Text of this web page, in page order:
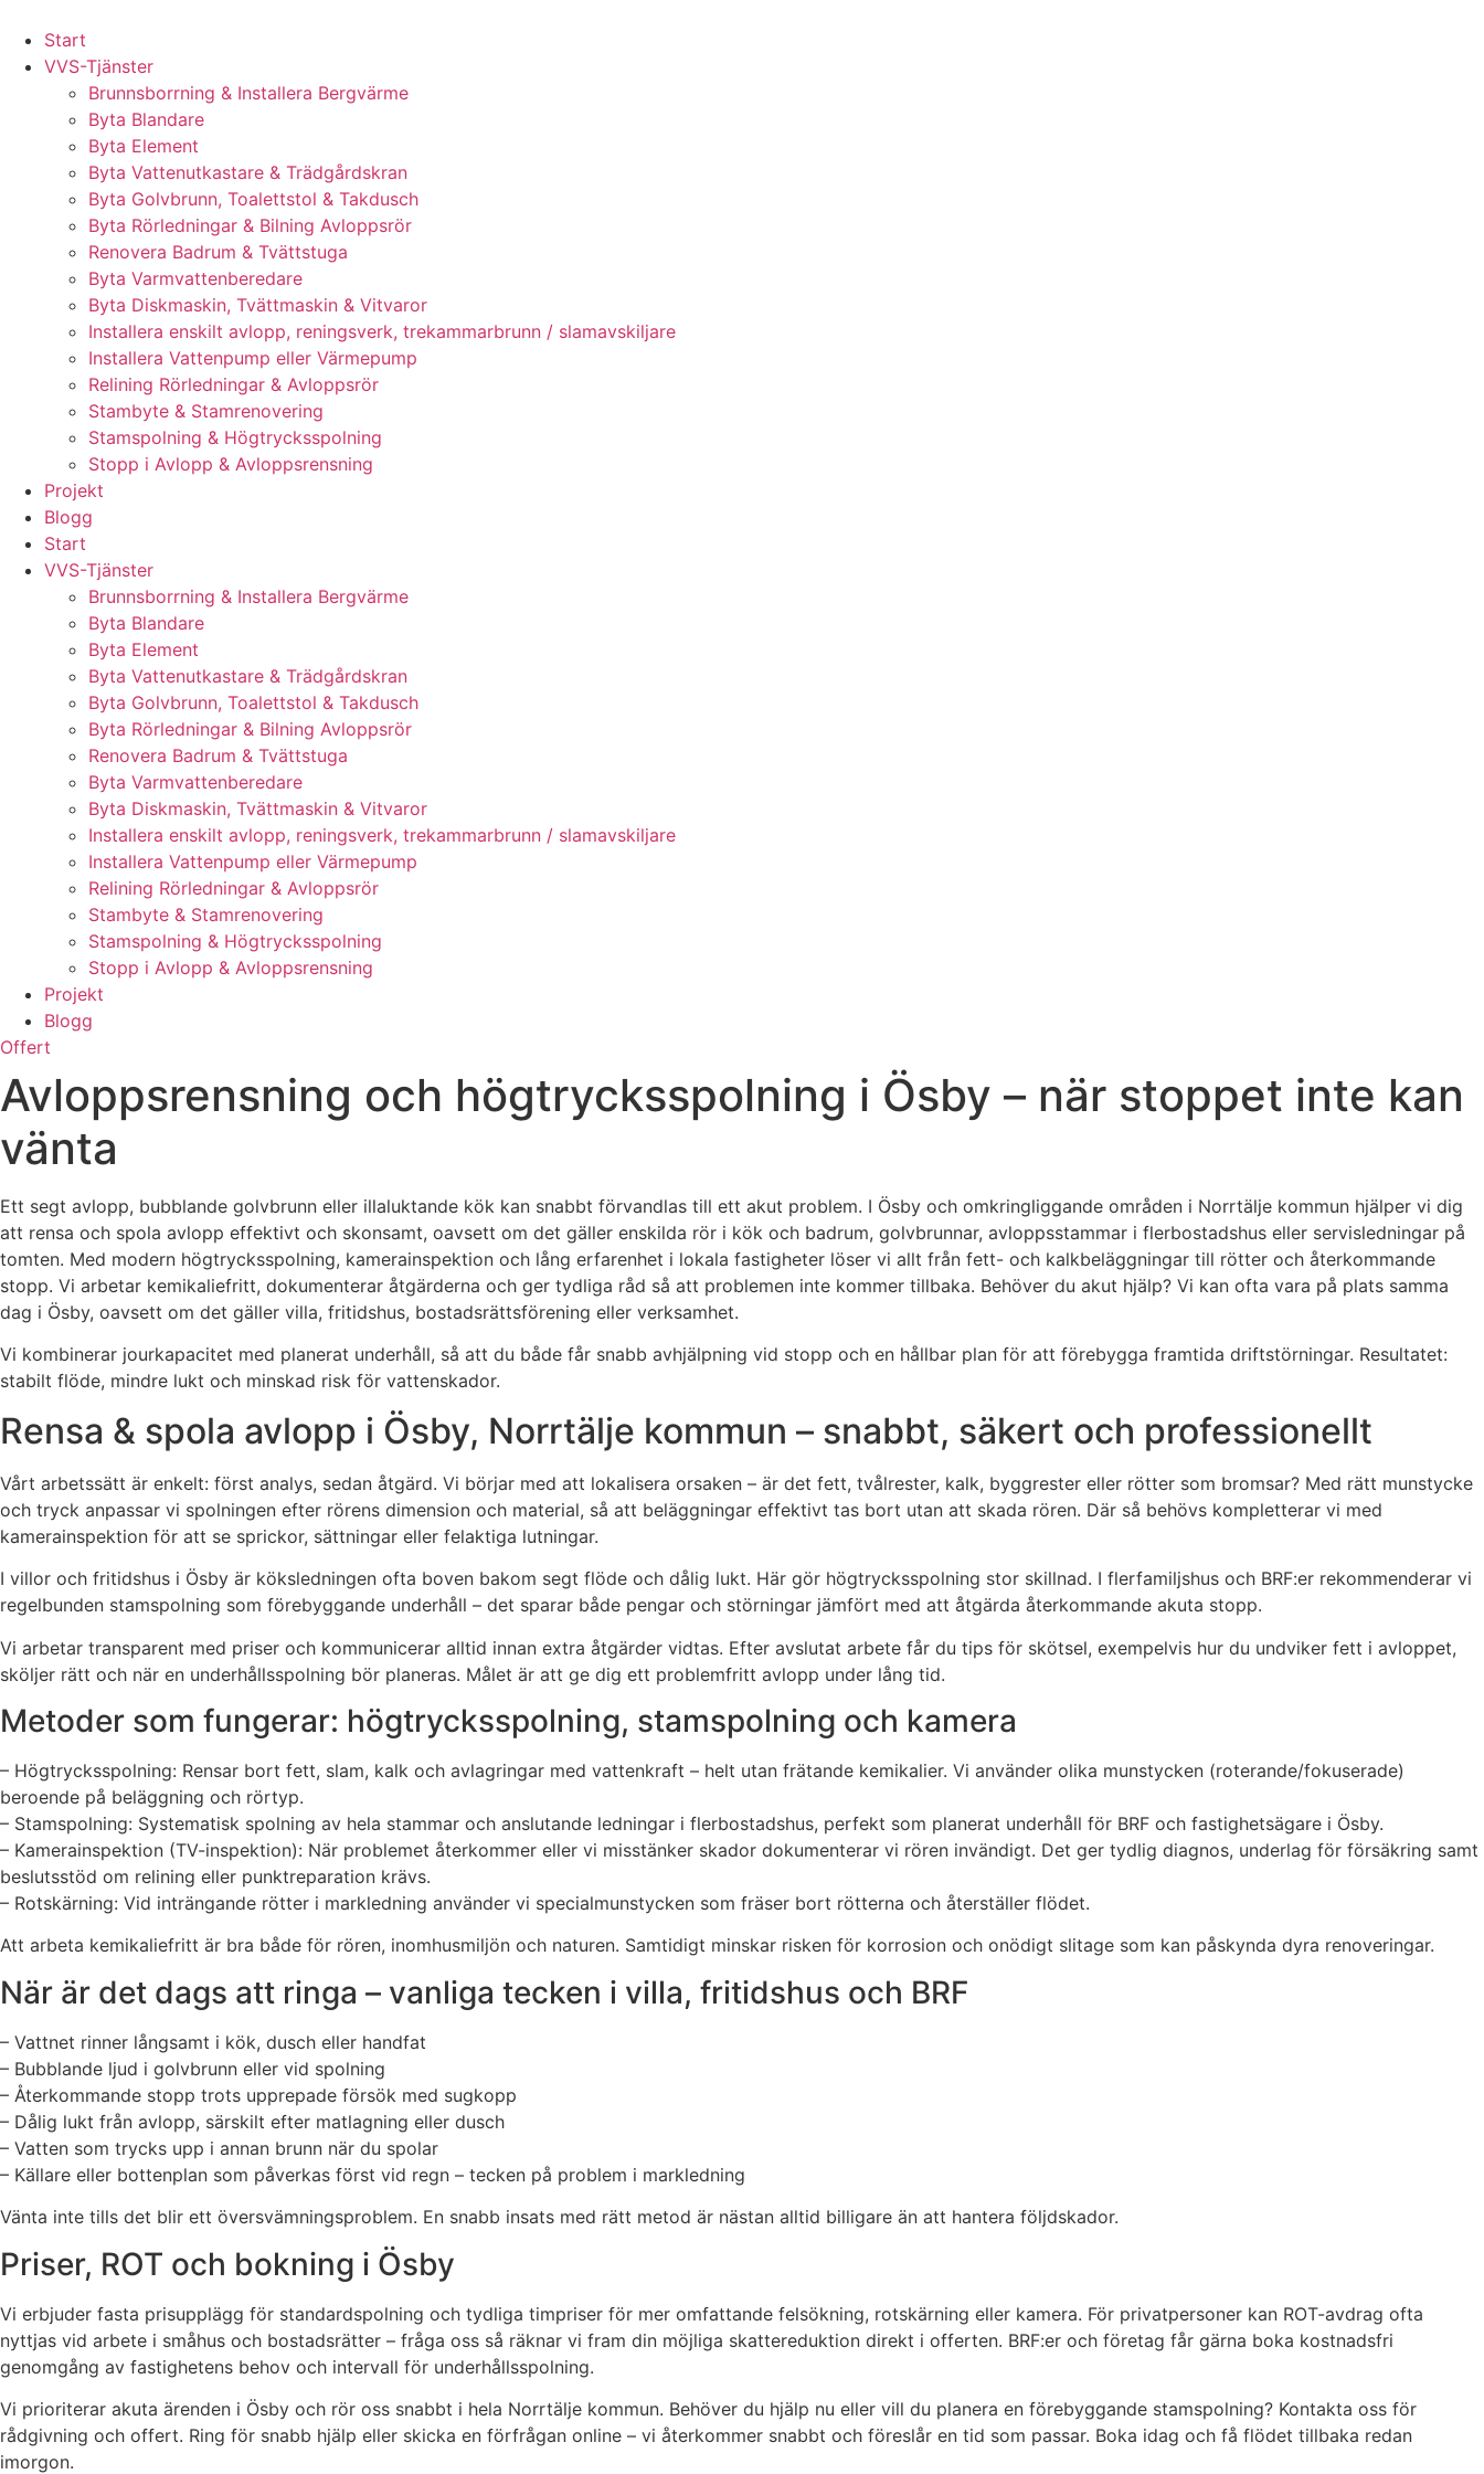
content
Start
VVS-Tjänster
Brunnsborrning & Installera Bergvärme
Byta Blandare
Byta Element
Byta Vattenutkastare & Trädgårdskran
Byta Golvbrunn, Toalettstol & Takdusch
Byta Rörledningar & Bilning Avloppsrör
Renovera Badrum & Tvättstuga
Byta Varmvattenberedare
Byta Diskmaskin, Tvättmaskin & Vitvaror
Installera enskilt avlopp, reningsverk, trekammarbrunn / slamavskiljare
Installera Vattenpump eller Värmepump
Relining Rörledningar & Avloppsrör
Stambyte & Stamrenovering
Stamspolning & Högtrycksspolning
Stopp i Avlopp & Avloppsrensning
Projekt
Blogg
Start
VVS-Tjänster
Brunnsborrning & Installera Bergvärme
Byta Blandare
Byta Element
Byta Vattenutkastare & Trädgårdskran
Byta Golvbrunn, Toalettstol & Takdusch
Byta Rörledningar & Bilning Avloppsrör
Renovera Badrum & Tvättstuga
Byta Varmvattenberedare
Byta Diskmaskin, Tvättmaskin & Vitvaror
Installera enskilt avlopp, reningsverk, trekammarbrunn / slamavskiljare
Installera Vattenpump eller Värmepump
Relining Rörledningar & Avloppsrör
Stambyte & Stamrenovering
Stamspolning & Högtrycksspolning
Stopp i Avlopp & Avloppsrensning
Projekt
Blogg
Offert
Avloppsrensning och högtrycksspolning i Ösby – när stoppet inte kan
vänta
Ett segt avlopp, bubblande golvbrunn eller illaluktande kök kan snabbt förvandlas till ett akut problem. I Ösby och omkringliggande områden i Norrtälje kommun hjälper vi dig
att rensa och spola avlopp effektivt och skonsamt, oavsett om det gäller enskilda rör i kök och badrum, golvbrunnar, avloppsstammar i flerbostadshus eller servisledningar på
tomten. Med modern högtrycksspolning, kamerainspektion och lång erfarenhet i lokala fastigheter löser vi allt från fett- och kalkbeläggningar till rötter och återkommande
stopp. Vi arbetar kemikaliefritt, dokumenterar åtgärderna och ger tydliga råd så att problemen inte kommer tillbaka. Behöver du akut hjälp? Vi kan ofta vara på plats samma
dag i Ösby, oavsett om det gäller villa, fritidshus, bostadsrättsförening eller verksamhet.
Vi kombinerar jourkapacitet med planerat underhåll, så att du både får snabb avhjälpning vid stopp och en hållbar plan för att förebygga framtida driftstörningar. Resultatet:
stabilt flöde, mindre lukt och minskad risk för vattenskador.
Rensa & spola avlopp i Ösby, Norrtälje kommun – snabbt, säkert och professionellt
Vårt arbetssätt är enkelt: först analys, sedan åtgärd. Vi börjar med att lokalisera orsaken – är det fett, tvålrester, kalk, byggrester eller rötter som bromsar? Med rätt munstycke
och tryck anpassar vi spolningen efter rörens dimension och material, så att beläggningar effektivt tas bort utan att skada rören. Där så behövs kompletterar vi med
kamerainspektion för att se sprickor, sättningar eller felaktiga lutningar.
I villor och fritidshus i Ösby är köksledningen ofta boven bakom segt flöde och dålig lukt. Här gör högtrycksspolning stor skillnad. I flerfamiljshus och BRF:er rekommenderar vi
regelbunden stamspolning som förebyggande underhåll – det sparar både pengar och störningar jämfört med att åtgärda återkommande akuta stopp.
Vi arbetar transparent med priser och kommunicerar alltid innan extra åtgärder vidtas. Efter avslutat arbete får du tips för skötsel, exempelvis hur du undviker fett i avloppet,
sköljer rätt och när en underhållsspolning bör planeras. Målet är att ge dig ett problemfritt avlopp under lång tid.
Metoder som fungerar: högtrycksspolning, stamspolning och kamera
– Högtrycksspolning: Rensar bort fett, slam, kalk och avlagringar med vattenkraft – helt utan frätande kemikalier. Vi använder olika munstycken (roterande/fokuserade)
beroende på beläggning och rörtyp.
– Stamspolning: Systematisk spolning av hela stammar och anslutande ledningar i flerbostadshus, perfekt som planerat underhåll för BRF och fastighetsägare i Ösby.
– Kamerainspektion (TV-inspektion): När problemet återkommer eller vi misstänker skador dokumenterar vi rören invändigt. Det ger tydlig diagnos, underlag för försäkring samt
beslutsstöd om relining eller punktreparation krävs.
– Rotskärning: Vid inträngande rötter i markledning använder vi specialmunstycken som fräser bort rötterna och återställer flödet.
Att arbeta kemikaliefritt är bra både för rören, inomhusmiljön och naturen. Samtidigt minskar risken för korrosion och onödigt slitage som kan påskynda dyra renoveringar.
När är det dags att ringa – vanliga tecken i villa, fritidshus och BRF
– Vattnet rinner långsamt i kök, dusch eller handfat
– Bubblande ljud i golvbrunn eller vid spolning
– Återkommande stopp trots upprepade försök med sugkopp
– Dålig lukt från avlopp, särskilt efter matlagning eller dusch
– Vatten som trycks upp i annan brunn när du spolar
– Källare eller bottenplan som påverkas först vid regn – tecken på problem i markledning
Vänta inte tills det blir ett översvämningsproblem. En snabb insats med rätt metod är nästan alltid billigare än att hantera följdskador.
Priser, ROT och bokning i Ösby
Vi erbjuder fasta prisupplägg för standardspolning och tydliga timpriser för mer omfattande felsökning, rotskärning eller kamera. För privatpersoner kan ROT-avdrag ofta
nyttjas vid arbete i småhus och bostadsrätter – fråga oss så räknar vi fram din möjliga skattereduktion direkt i offerten. BRF:er och företag får gärna boka kostnadsfri
genomgång av fastighetens behov och intervall för underhållsspolning.
Vi prioriterar akuta ärenden i Ösby och rör oss snabbt i hela Norrtälje kommun. Behöver du hjälp nu eller vill du planera en förebyggande stamspolning? Kontakta oss för
rådgivning och offert. Ring för snabb hjälp eller skicka en förfrågan online – vi återkommer snabbt och föreslår en tid som passar. Boka idag och få flödet tillbaka redan
imorgon.